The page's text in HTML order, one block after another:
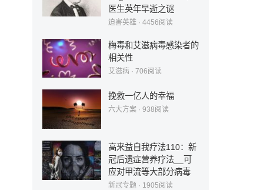
医生英年早逝之谜
迫害英雄 · 4456阅读
梅毒和艾滋病毒感染者的
相关性
艾滋病 · 706阅读
挽救一亿人的幸福
六大方案 · 938阅读
高来益自我疗法110：新
冠后遗症营养疗法__可
应对甲流等大部分病毒
新冠专题 · 1905阅读